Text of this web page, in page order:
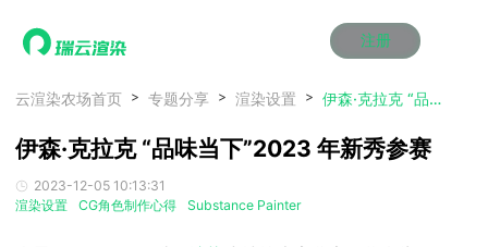
注册
首页
产品服务
云制作
云渲染管理系统
云制作
云渲染管理系统
云制作
云渲染管理系统
云制作
云渲染管理系统
云制作
云渲染管理系统
云制作
云渲染管理系统
解决方案
Maya云渲染方案
3ds Max云渲染方案
Maya云渲染方案
3ds Max云渲染方案
Maya云渲染方案
3ds Max云渲染方案
Maya云渲染方案
3ds Max云渲染方案
Maya云渲染方案
3ds Max云渲染方案
Maya云渲染方案
3ds Max云渲染方案
云渲染农场首页 专题分享 渲染设置 伊森·克拉克 “品味当下”2023 年新秀参赛
伊森·克拉克 “品味当下”2023 年新秀参赛
2023-12-05 10:13:31
渲染设置
CG角色制作心得 Substance Painter